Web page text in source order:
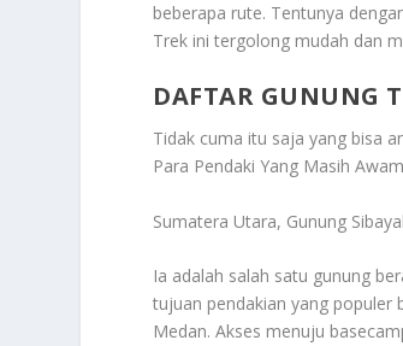
beberapa rute. Tentunya
Trek ini tergolong mudah dan
DAFTAR GUNUNG
Tidak cuma itu saja yang bisa
Para Pendaki Yang Masih Awam
Sumatera Utara, Gunung
Ia adalah salah satu gunung
tujuan pendakian yang populer
Medan. Akses menuju